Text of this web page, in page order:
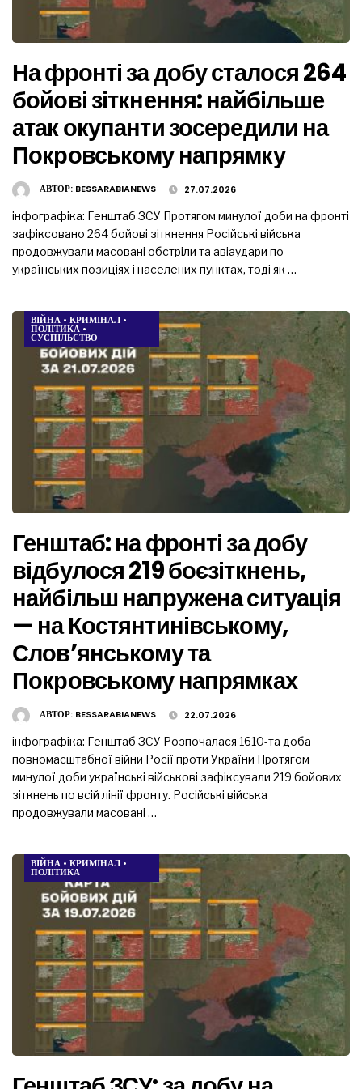
На фронті за добу сталося 264
бойові зіткнення: найбільше
атак окупанти зосередили на
Покровському напрямку
АВТОР: BESSARABIANEWS 27.07.2026
інфографіка: Генштаб ЗСУ Протягом минулої доби на фронті
зафіксовано 264 бойові зіткнення Російські війська
продовжували масовані обстріли та авіаудари по
українських позиціях і населених пунктах, тоді як …
ВІЙНА • КРИМІНАЛ •
ПОЛІТИКА •
СУСПІЛЬСТВО
Генштаб: на фронті за добу
відбулося 219 боєзіткнень,
найбільш напружена ситуація
— на Костянтинівському,
Слов’янському та
Покровському напрямках
АВТОР: BESSARABIANEWS 22.07.2026
інфографіка: Генштаб ЗСУ Розпочалася 1610-та доба
повномасштабної війни Росії проти України Протягом
минулої доби українські військові зафіксували 219 бойових
зіткнень по всій лінії фронту. Російські війська
продовжували масовані …
ВІЙНА • КРИМІНАЛ •
ПОЛІТИКА